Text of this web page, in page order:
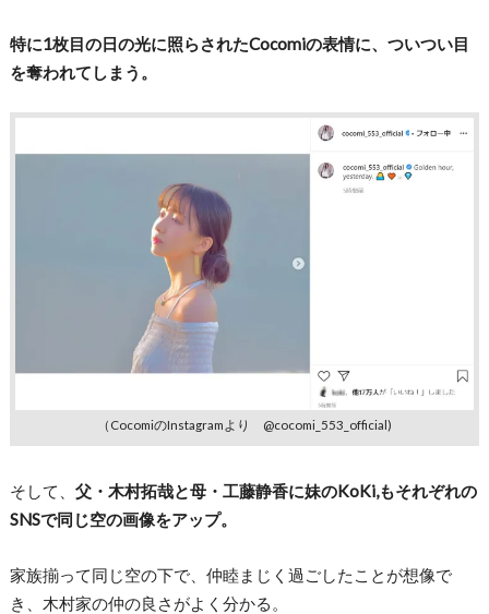
特に1枚目の日の光に照らされたCocomiの表情に、ついつい目
を奪われてしまう。
（CocomiのInstagramより @cocomi_553_official)
そして、 父・木村拓哉と母・工藤静香に妹のKoKi,もそれぞれの
SNSで同じ空の画像をアップ。
家族揃って同じ空の下で、仲睦まじく過ごしたことが想像で
き、木村家の仲の良さがよく分かる。